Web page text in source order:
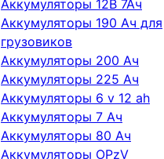
Аккумуляторы 12В 7Ач
Аккумуляторы 190 Ач для
грузовиков
Аккумуляторы 200 Ач
Аккумуляторы 225 Ач
Аккумуляторы 6 v 12 ah
Аккумуляторы 7 Ач
Аккумуляторы 80 Ач
Аккумуляторы OPzV